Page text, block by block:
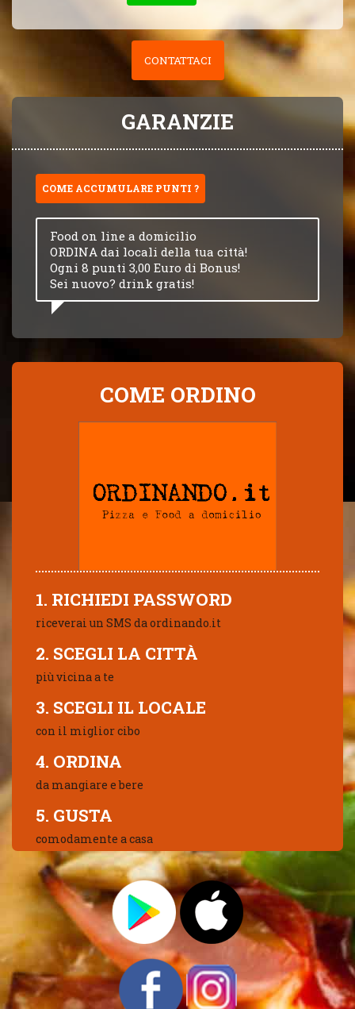
CONTATTACI
GARANZIE
COME ACCUMULARE PUNTI ?
Food on line a domicilio
ORDINA dai locali della tua città!
Ogni 8 punti 3,00 Euro di Bonus!
Sei nuovo? drink gratis!
COME ORDINO
1. RICHIEDI PASSWORD
riceverai un SMS da ordinando.it
2. SCEGLI LA CITTÀ
più vicina a te
3. SCEGLI IL LOCALE
con il miglior cibo
4. ORDINA
da mangiare e bere
5. GUSTA
comodamente a casa